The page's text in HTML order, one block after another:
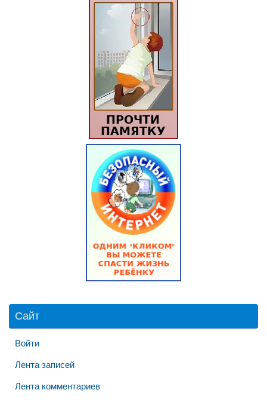
Сайт
Войти
Лента записей
Лента комментариев